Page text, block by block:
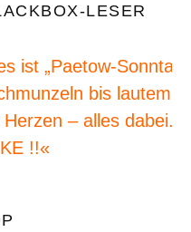
LESER
ist „Paetow-Sonntag“
bis lautem
– alles dabei.
!!«